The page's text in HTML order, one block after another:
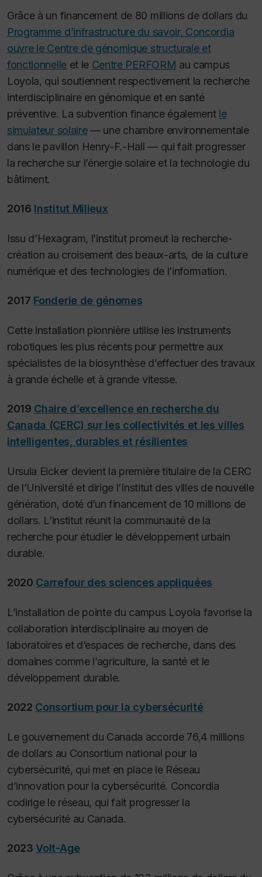
Grâce à un financement de 80 millions de dollars du
Programme d’infrastructure du savoir, Concordia
ouvre le Centre de génomique structurale et
fonctionnelleet le Centre PERFORM au campus
Loyola, qui soutiennent respectivement la recherche
interdisciplinaire en génomique et en santé
préventive. La subvention finance également le
simulateur solaire— une chambre environnementale
dans le pavillon Henry-F.-Hall — qui fait progresser
la recherche sur l’énergie solaire et la technologie du
bâtiment.
2016 Institut Milieux
Issu d’Hexagram, l’institut promeut la recherche-
création au croisement des beaux-arts, de la culture
numérique et des technologies de l’information.
2017 Fonderie de génomes
Cette installation pionnière utilise les instruments
robotiques les plus récents pour permettre aux
spécialistes de la biosynthèse d’effectuer des travaux
à grande échelle et à grande vitesse.
2019 Chaire d’excellence en recherche du
Canada (CERC) sur les collectivités et les villes
intelligentes, durables et résilientes
Ursula Eicker devient la première titulaire de la CERC
de l’Université et dirige l’Institut des villes de nouvelle
génération, doté d’un financement de 10 millions de
dollars. L’institut réunit la communauté de la
recherche pour étudier le développement urbain
durable.
2020 Carrefour des sciences appliquées
L’installation de pointe du campus Loyola favorise la
collaboration interdisciplinaire au moyen de
laboratoires et d’espaces de recherche, dans des
domaines comme l’agriculture, la santé et le
développement durable.
2022 Consortium pour la cybersécurité
Le gouvernement du Canada accorde 76,4 millions
de dollars au Consortium national pour la
cybersécurité, qui met en place le Réseau
d’innovation pour la cybersécurité. Concordia
codirige le réseau, qui fait progresser la
cybersécurité au Canada.
2023Volt-Age